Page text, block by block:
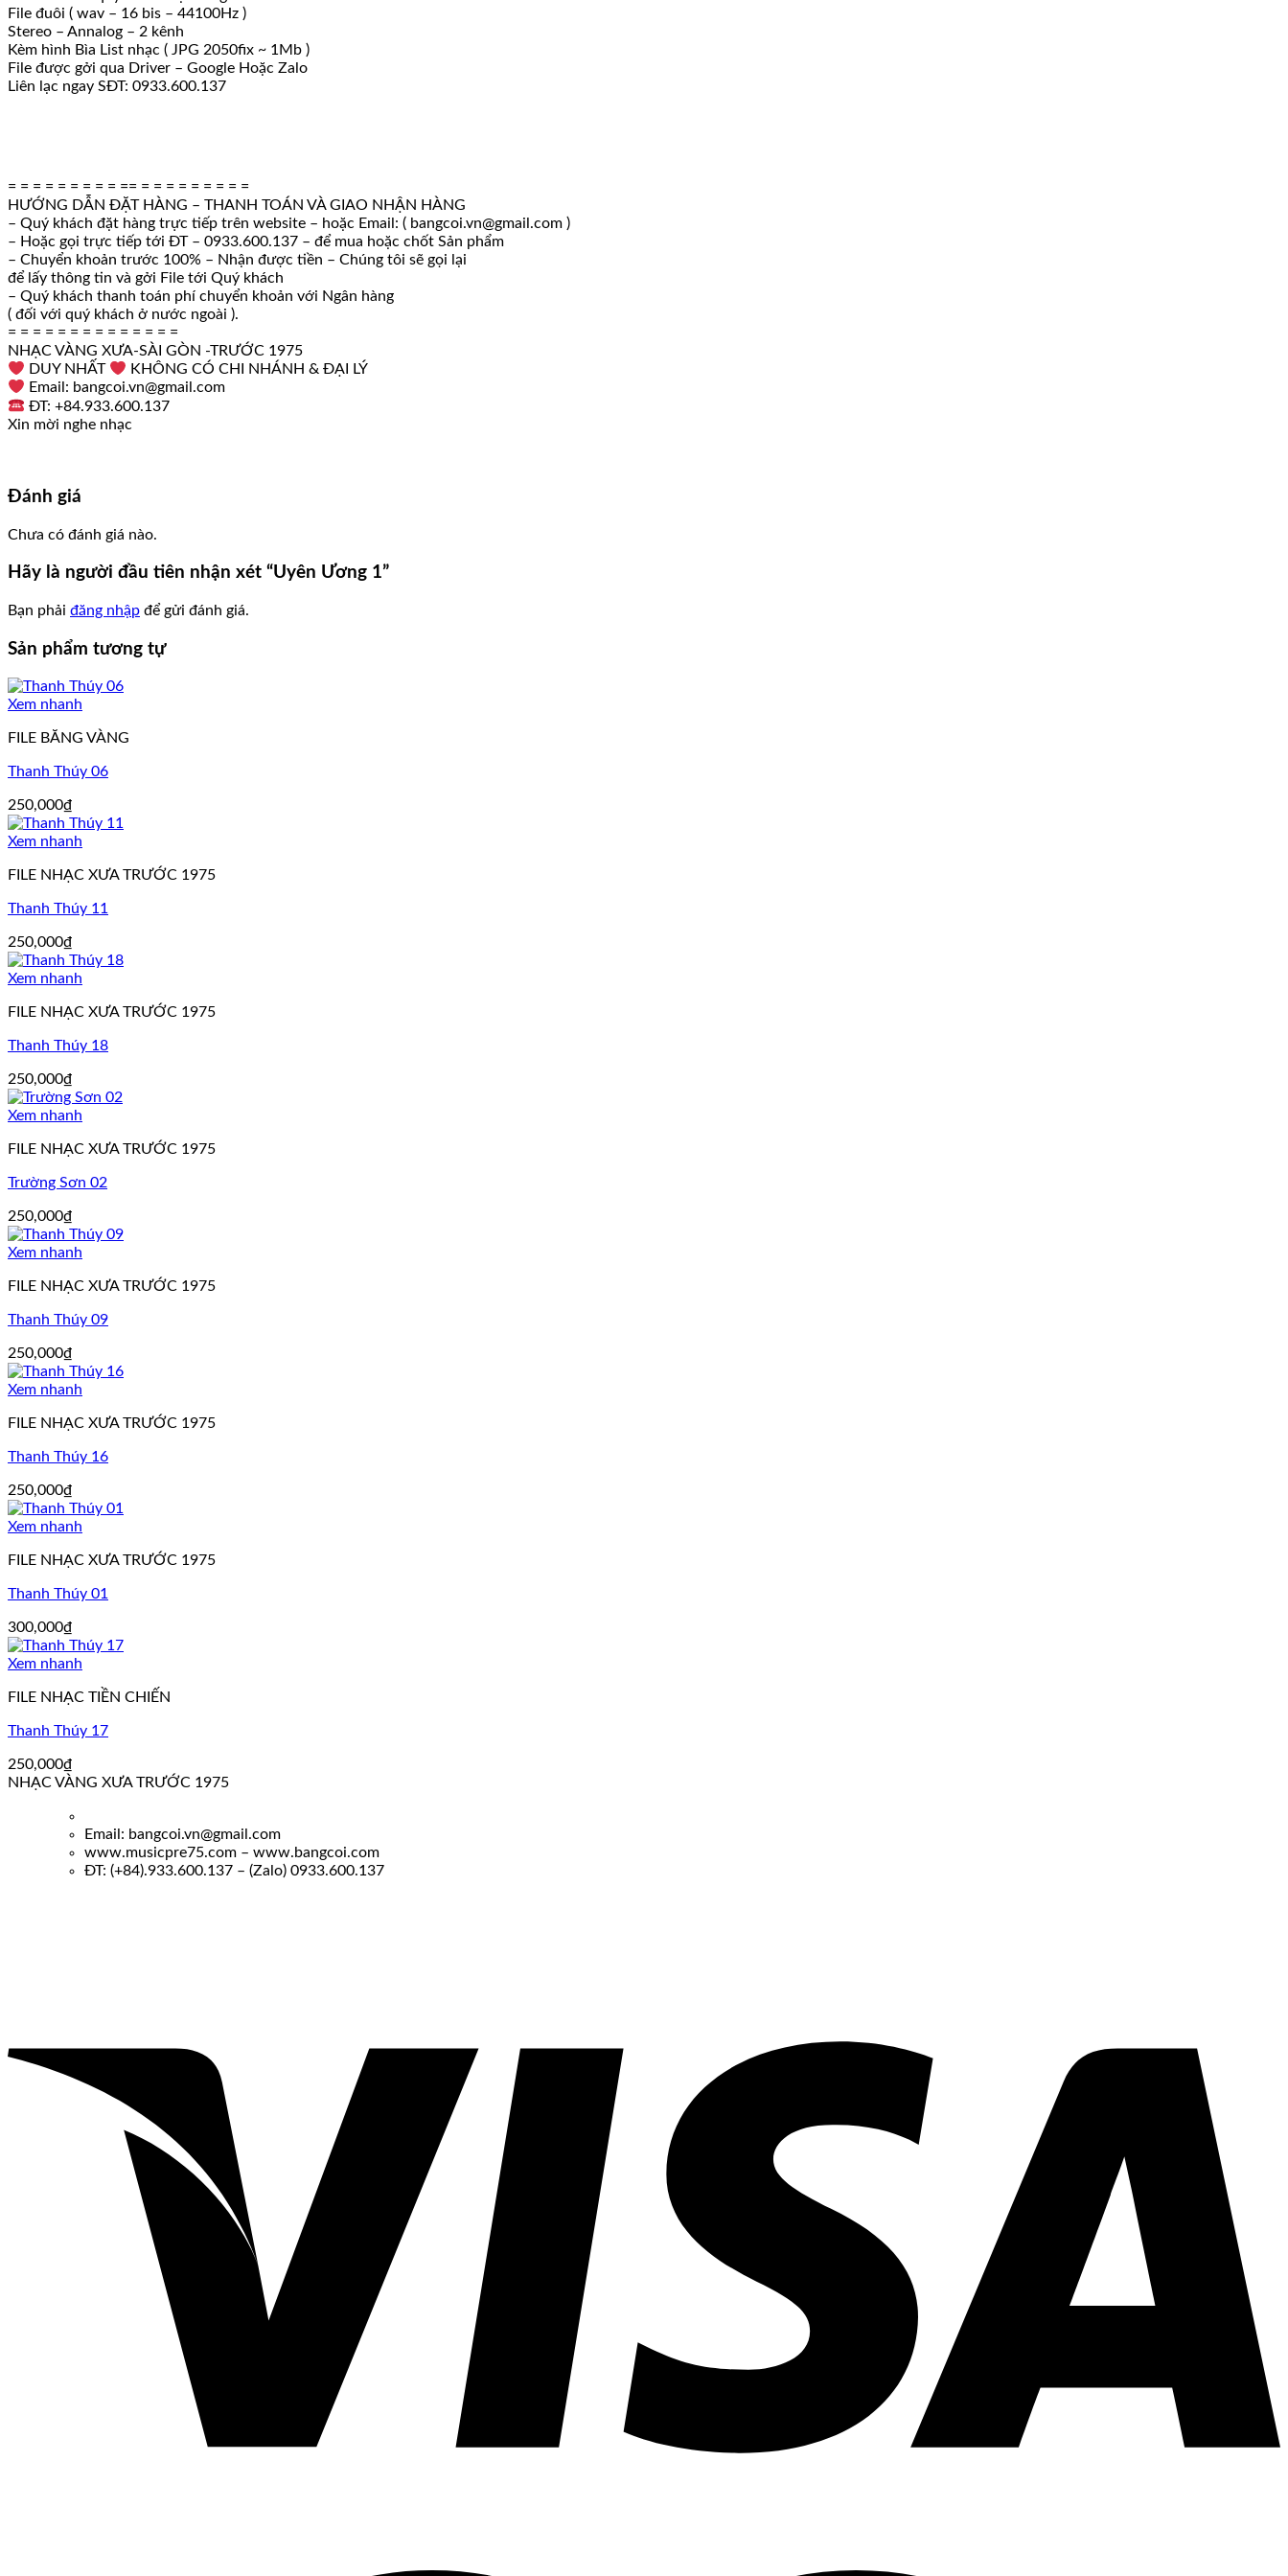
File đuôi ( wav – 16 bis – 44100Hz )
Stereo – Annalog – 2 kênh
Kèm hình Bìa List nhạc ( JPG 2050fix ~ 1Mb )
File được gởi qua Driver – Google Hoặc Zalo
Liên lạc ngay SĐT: 0933.600.137
= = = = = = = = = == = = = = = = = = =
HƯỚNG DẪN ĐẶT HÀNG – THANH TOÁN VÀ GIAO NHẬN HÀNG
– Quý khách đặt hàng trực tiếp trên website – hoặc Email: ( bangcoi.vn@gmail.com )
– Hoặc gọi trực tiếp tới ĐT – 0933.600.137 – để mua hoặc chốt Sản phẩm
– Chuyển khoản trước 100% – Nhận được tiền – Chúng tôi sẽ gọi lại
để lấy thông tin và gởi File tới Quý khách
– Quý khách thanh toán phí chuyển khoản với Ngân hàng
( đối với quý khách ở nước ngoài ).
= = = = = = = = = = = = = =
NHẠC VÀNG XƯA-SÀI GÒN -TRƯỚC 1975
DUY NHẤT
KHÔNG CÓ CHI NHÁNH & ĐẠI LÝ
Email: bangcoi.vn@gmail.com
ĐT: +84.933.600.137
Xin mời nghe nhạc
Đánh giá
Chưa có đánh giá nào.
Hãy là người đầu tiên nhận xét “Uyên Ương 1”
Bạn phải đăng nhập để gửi đánh giá.
Sản phẩm tương tự
Xem nhanh
FILE BĂNG VÀNG
Thanh Thúy 06
250,000₫
Xem nhanh
FILE NHẠC XƯA TRƯỚC 1975
Thanh Thúy 11
250,000₫
Xem nhanh
FILE NHẠC XƯA TRƯỚC 1975
Thanh Thúy 18
250,000₫
Xem nhanh
FILE NHẠC XƯA TRƯỚC 1975
Trường Sơn 02
250,000₫
Xem nhanh
FILE NHẠC XƯA TRƯỚC 1975
Thanh Thúy 09
250,000₫
Xem nhanh
FILE NHẠC XƯA TRƯỚC 1975
Thanh Thúy 16
250,000₫
Xem nhanh
FILE NHẠC XƯA TRƯỚC 1975
Thanh Thúy 01
300,000₫
Xem nhanh
FILE NHẠC TIỀN CHIẾN
Thanh Thúy 17
250,000₫
NHẠC VÀNG XƯA TRƯỚC 1975
Email: bangcoi.vn@gmail.com
www.musicpre75.com – www.bangcoi.com
ĐT: (+84).933.600.137 – (Zalo) 0933.600.137